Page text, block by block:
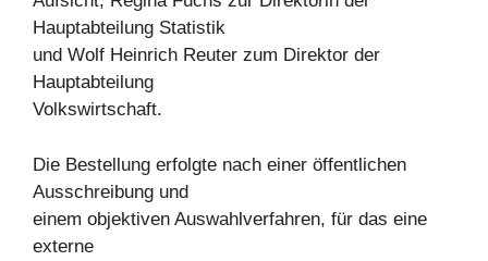
Hauptabteilung Statistik
und Wolf Heinrich Reuter zum Direktor der
Hauptabteilung
Volkswirtschaft.
Die Bestellung erfolgte nach einer öffentlichen
Ausschreibung und
einem objektiven Auswahlverfahren, für das eine
externe